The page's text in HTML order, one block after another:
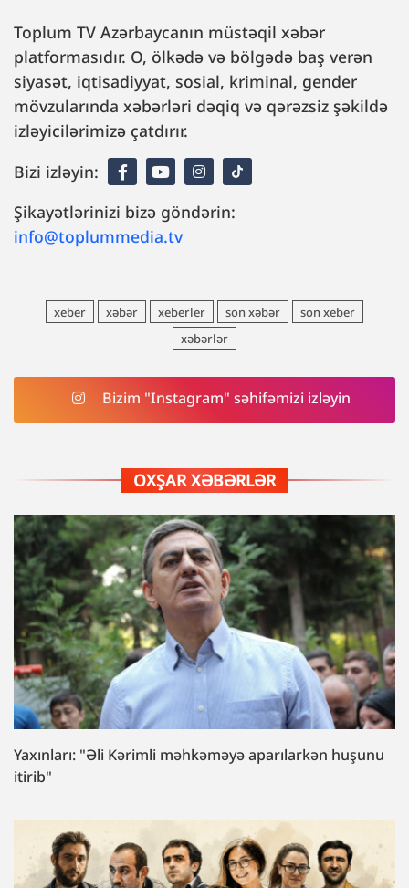
Toplum TV Azərbaycanın müstəqil xəbər
platformasıdır. O, ölkədə və bölgədə baş verən
siyasət, iqtisadiyyat, sosial, kriminal, gender
mövzularında xəbərləri dəqiq və qərəzsiz şəkildə
izləyicilərimizə çatdırır.
Bizi izləyin:
Şikayətlərinizi bizə göndərin:
info@toplummedia.tv
xeber xəbər xeberler son xəbər
son xeber
xəbərlər
Bizim "Instagram" səhifəmizi izləyin
OXŞAR XƏBƏRLƏR
Yaxınları: "Əli Kərimli məhkəməyə aparılarkən huşunu
itirib"